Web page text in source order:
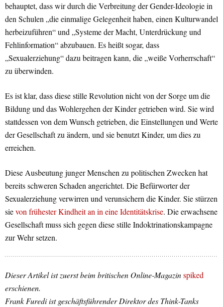
behauptet, dass wir durch die Verbreitung der Gender-Ideologie in
den Schulen „die einmalige Gelegenheit haben, einen Kulturwandel
herbeizuführen“ und „Systeme der Macht, Unterdrückung und
Fehlinformation“ abzubauen. Es heißt sogar, dass
„Sexualerziehung“ dazu beitragen kann, die „weiße Vorherrschaft“
zu überwinden.
Es ist klar, dass diese stille Revolution nicht von der Sorge um die
Bildung und das Wohlergehen der Kinder getrieben wird. Sie wird
stattdessen von dem Wunsch getrieben, die Einstellungen und Werte
der Gesellschaft zu ändern, und sie benutzt Kinder, um dies zu
erreichen.
Diese Ausbeutung junger Menschen zu politischen Zwecken hat
bereits schweren Schaden angerichtet. Die Befürworter der
Sexualerziehung verwirren und verunsichern die Kinder. Sie stürzen
sievon frühester Kindheit an in eine Identitätskrise. Die erwachsene
Gesellschaft muss sich gegen diese stille Indoktrinationskampagne
zur Wehr setzen.
Dieser Artikel ist zuerst beim britischen Online-Magazinspiked
erschienen.
Frank Furedi ist geschäftsführender Direktor des Think-Tanks